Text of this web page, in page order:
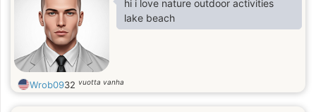
hi i love nature outdoor activities
lake beach
Wrob0932 vuotta vanha